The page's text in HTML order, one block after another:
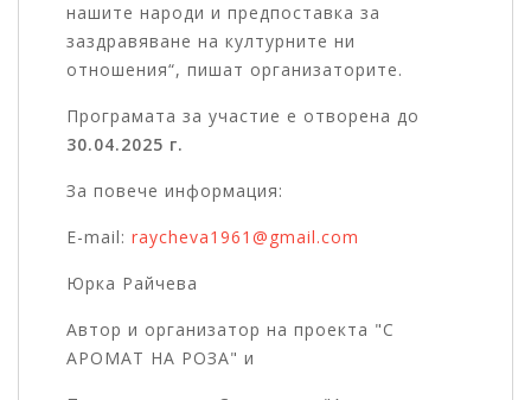
нашите народи и предпоставка за
заздравяване на културните ни
отношения“, пишат организаторите.
Програмата за участие е отворена до
30.04.2025 г.
За повече информация:
E-mail: raycheva1961@gmail.com
Юрка Райчева
Автор и организатор на проекта "С
АРОМАТ НА РОЗА" и